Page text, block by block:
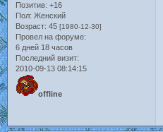
Позитив: +16
Пол: Женский
Возраст: 45 [1980-12-30]
Провел на форуме:
6 дней 18 часов
Последний визит:
2010-09-13 08:14:15
offline